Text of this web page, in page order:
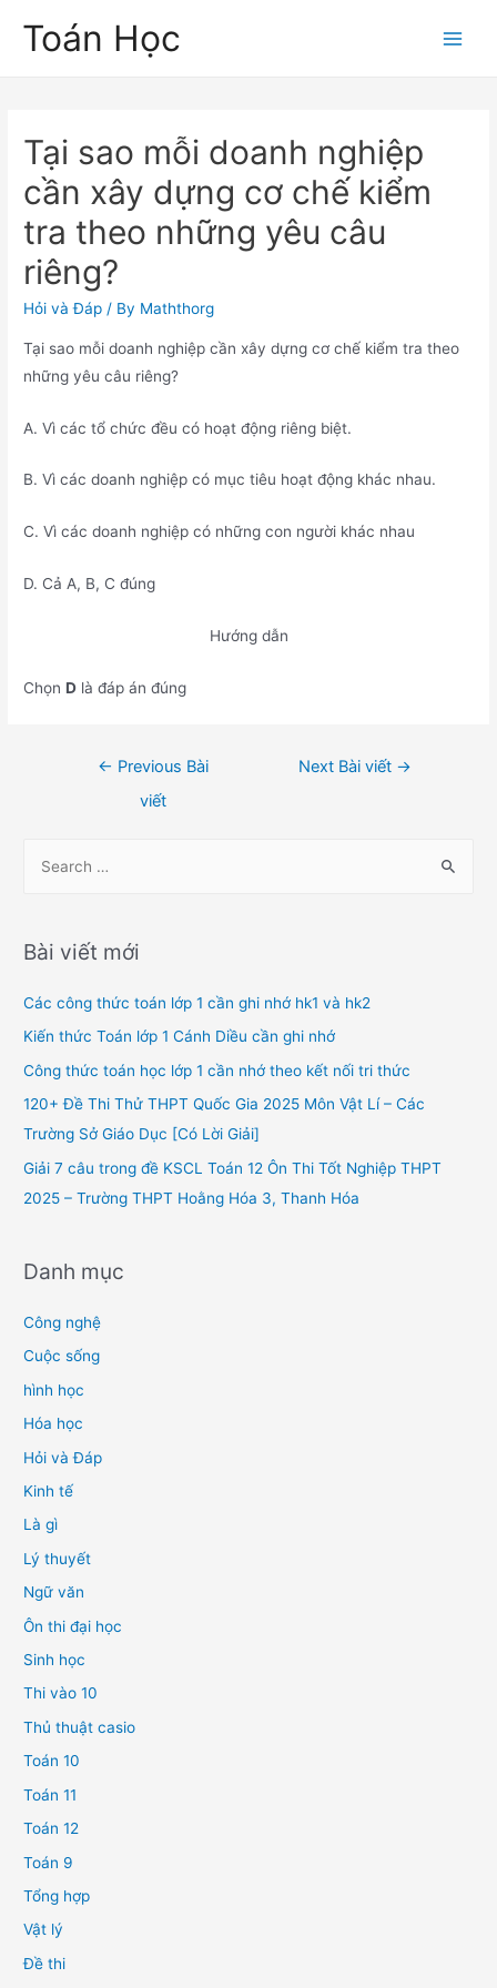
Toán Học
Tại sao mỗi doanh nghiệp
cần xây dựng cơ chế kiểm
tra theo những yêu câu
riêng?
Hỏi và Đáp / By Maththorg
Tại sao mỗi doanh nghiệp cần xây dựng cơ chế kiểm tra theo
những yêu câu riêng?
A. Vì các tổ chức đều có hoạt động riêng biệt.
B. Vì các doanh nghiệp có mục tiêu hoạt động khác nhau.
C. Vì các doanh nghiệp có những con người khác nhau
D. Cả A, B, C đúng
Hướng dẫn
ChọnD là đáp án đúng
← Previous Bài
viết
Next Bài viết →
r
h
f
o
Bài viết mới
Các công thức toán lớp 1 cần ghi nhớ hk1 và hk2
Kiến thức Toán lớp 1 Cánh Diều cần ghi nhớ
Công thức toán học lớp 1 cần nhớ theo kết nối tri thức
120+ Đề Thi Thử THPT Quốc Gia 2025 Môn Vật Lí – Các
Trường Sở Giáo Dục [Có Lời Giải]
Giải 7 câu trong đề KSCL Toán 12 Ôn Thi Tốt Nghiệp THPT
2025 – Trường THPT Hoằng Hóa 3, Thanh Hóa
Danh mục
Công nghệ
Cuộc sống
hình học
Hóa học
Hỏi và Đáp
Kinh tế
Là gì
Lý thuyết
Ngữ văn
Ôn thi đại học
Sinh học
Thi vào 10
Thủ thuật casio
Toán 10
Toán 11
Toán 12
Toán 9
Tổng hợp
Vật lý
Đề thi